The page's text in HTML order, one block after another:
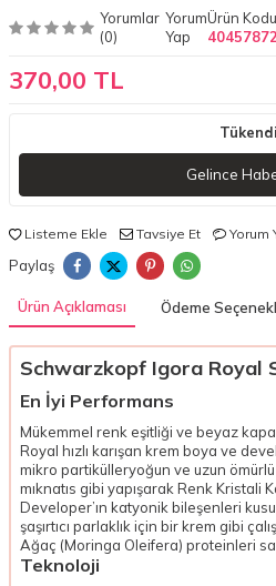
Yorumlar
(0)
Yorum
Yap
Ürün
370,00 TL
Tükendi
Gelince
Listeme Ekle Tavsiye Et Yorum
Paylaş
Ürün Açıklaması Ödeme
Schwarzkopf Igora Royal
En İyi Performans
Mükemmel renk eşitliği ve beyaz
Royal hızlı karışan krem boya ve
mikro partikülleryoğun ve uzun
mıknatıs gibi yapışarak Renk Kristali
Developer’ın katyonik bileşenleri
şaşırtıcı parlaklık için bir krem gibi
Ağaç (Moringa Oleifera) proteinleri
Teknoloji